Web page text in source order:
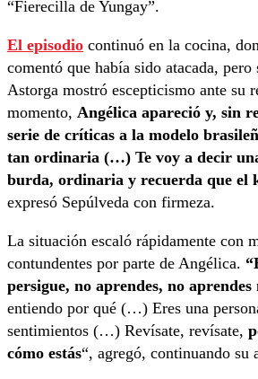
“Fierecilla de Yungay”.
El episodio continuó en la cocina,
comentó que había sido atacada, pero
Astorga mostró escepticismo ante su
momento, Angélica apareció y, sin
serie de críticas a la modelo
tan ordinaria (…) Te voy a decir
burda, ordinaria y recuerda que el
expresó Sepúlveda con firmeza.
La situación escaló rápidamente con
contundentes por parte de Angélica.
persigue, no aprendes, no aprendes
entiendo por qué (…) Eres una
sentimientos (…) Revísate, revísate,
cómo estás“, agregó, continuando su